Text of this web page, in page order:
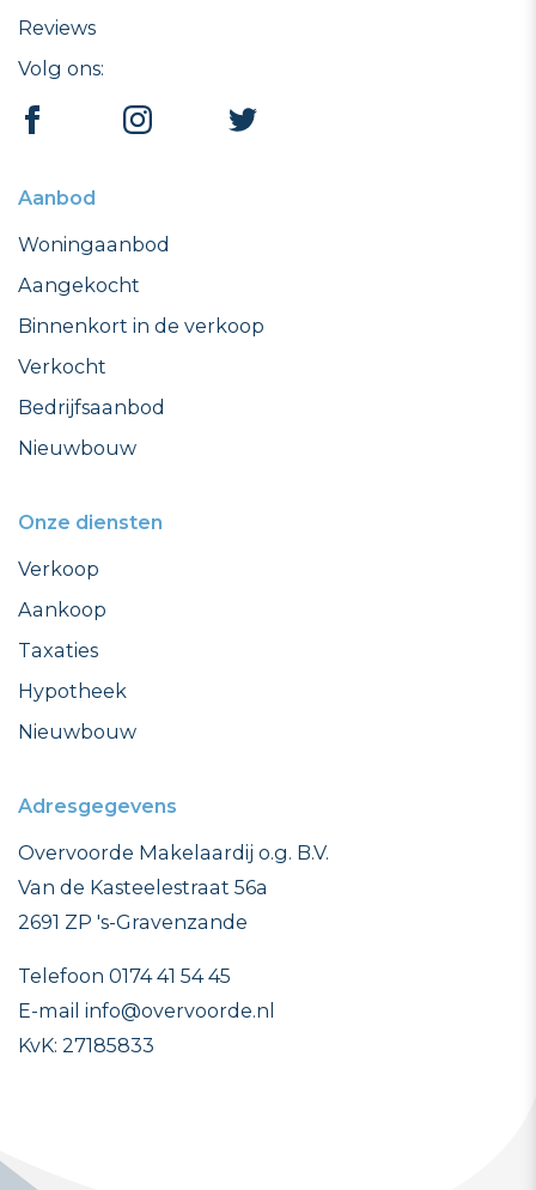
Reviews
Volg ons:
Aanbod
Woningaanbod
Aangekocht
Binnenkort in de verkoop
Verkocht
Bedrijfsaanbod
Nieuwbouw
Onze diensten
Verkoop
Aankoop
Taxaties
Hypotheek
Nieuwbouw
Adresgegevens
Overvoorde Makelaardij o.g. B.V.
Van de Kasteelestraat 56a
2691 ZP 's-Gravenzande
Telefoon 0174 41 54 45
E-mail info@overvoorde.nl
KvK: 27185833